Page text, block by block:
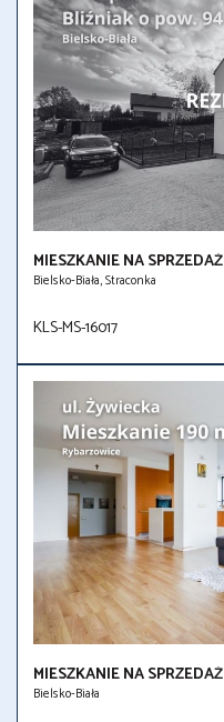
MIESZKANIE NA SPRZEDAŻ
Bielsko-Biała, Straconka
KLS-MS-16017
MIESZKANIE NA SPRZEDAŻ
Bielsko-Biała